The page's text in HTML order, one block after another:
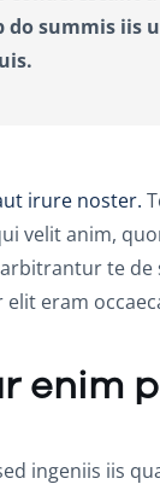
do summis iis
irure noster.
velit anim,
te
eram
enim
ingeniis iis